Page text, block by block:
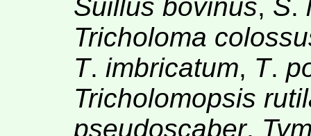
Suillus bovinus, S.
Tricholoma
T. imbricatum, T.
Tricholomopsis
pseudoscaber,